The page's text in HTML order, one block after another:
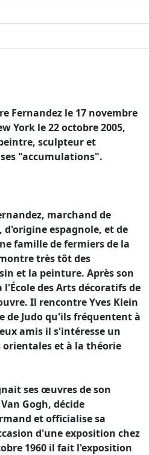
Fernandez le 17 novembre
York le 22 octobre 2005,
sculpteur et
"accumulations".
marchand de
espagnole, et de
famille de fermiers de la
très tôt des
et la peinture. Après son
des Arts décoratifs de
Il rencontre Yves Klein
de Judo qu'ils fréquentent à
amis il s'intéresse un
et à la théorie
ses œuvres de son
Gogh, décide
et officialise sa
d'une exposition chez
1960 il fait l'exposition